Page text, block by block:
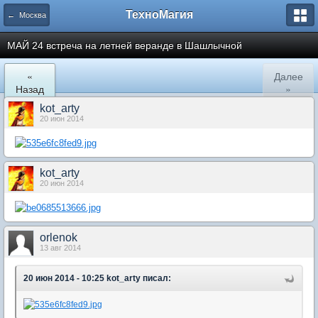
← Москва ТехноМагия
МАЙ 24 встреча на летней веранде в Шашлычной
«
Назад
Далее
»
kot_arty
20 июн 2014
kot_arty
20 июн 2014
orlenok
13 авг 2014
20 июн 2014 - 10:25 kot_arty писал: